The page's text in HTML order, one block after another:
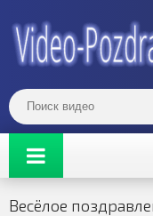
Весёлое